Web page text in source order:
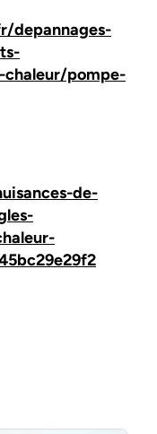
depannages-
pompe-
de-